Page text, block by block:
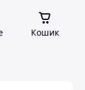
Кошик